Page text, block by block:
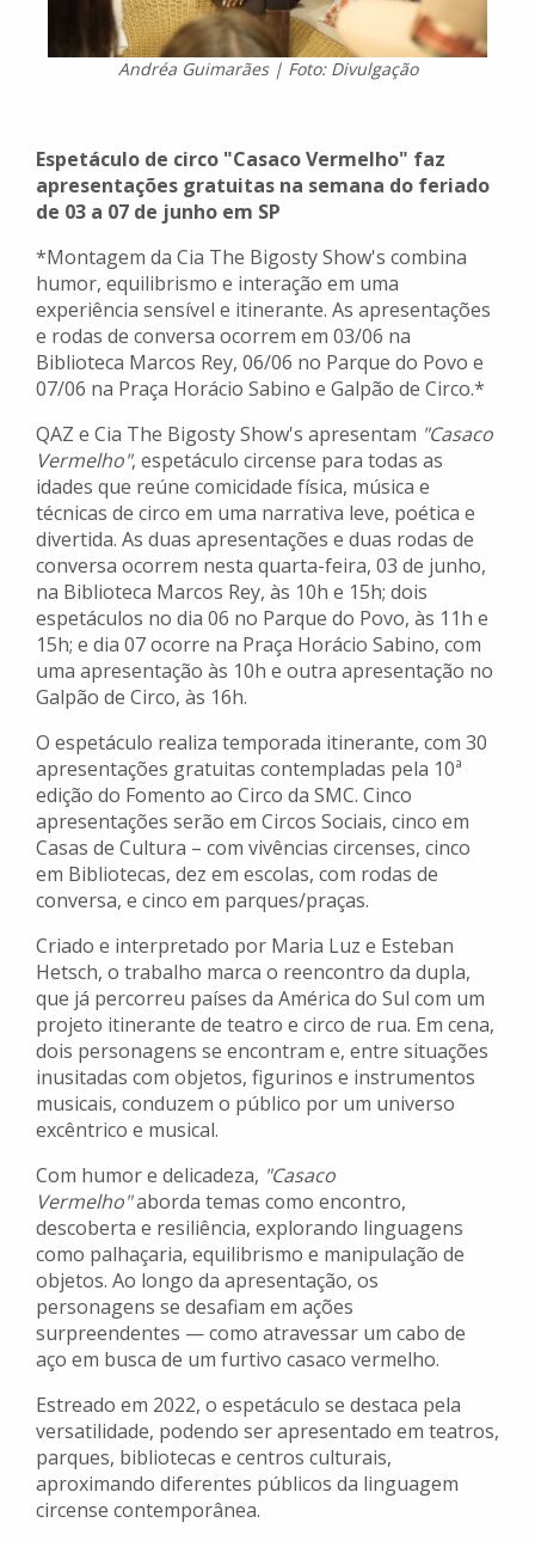
Andréa Guimarães | Foto: Divulgação
Espetáculo de circo "Casaco Vermelho" faz
apresentações gratuitas na semana do feriado
de 03 a 07 de junho em SP
*Montagem da Cia The Bigosty Show's combina
humor, equilibrismo e interação em uma
experiência sensível e itinerante. As apresentações
e rodas de conversa ocorrem em 03/06 na
Biblioteca Marcos Rey, 06/06 no Parque do Povo e
07/06 na Praça Horácio Sabino e Galpão de Circo.*
QAZ e Cia The Bigosty Show's apresentam "Casaco
Vermelho", espetáculo circense para todas as
idades que reúne comicidade física, música e
técnicas de circo em uma narrativa leve, poética e
divertida. As duas apresentações e duas rodas de
conversa ocorrem nesta quarta-feira, 03 de junho,
na Biblioteca Marcos Rey, às 10h e 15h; dois
espetáculos no dia 06 no Parque do Povo, às 11h e
15h; e dia 07 ocorre na Praça Horácio Sabino, com
uma apresentação às 10h e outra apresentação no
Galpão de Circo, às 16h.
O espetáculo realiza temporada itinerante, com 30
apresentações gratuitas contempladas pela 10ª
edição do Fomento ao Circo da SMC. Cinco
apresentações serão em Circos Sociais, cinco em
Casas de Cultura – com vivências circenses, cinco
em Bibliotecas, dez em escolas, com rodas de
conversa, e cinco em parques/praças.
Criado e interpretado por Maria Luz e Esteban
Hetsch, o trabalho marca o reencontro da dupla,
que já percorreu países da América do Sul com um
projeto itinerante de teatro e circo de rua. Em cena,
dois personagens se encontram e, entre situações
inusitadas com objetos, figurinos e instrumentos
musicais, conduzem o público por um universo
excêntrico e musical.
Com humor e delicadeza, "Casaco
Vermelho"aborda temas como encontro,
descoberta e resiliência, explorando linguagens
como palhaçaria, equilibrismo e manipulação de
objetos. Ao longo da apresentação, os
personagens se desafiam em ações
surpreendentes — como atravessar um cabo de
aço em busca de um furtivo casaco vermelho.
Estreado em 2022, o espetáculo se destaca pela
versatilidade, podendo ser apresentado em teatros,
parques, bibliotecas e centros culturais,
aproximando diferentes públicos da linguagem
circense contemporânea.